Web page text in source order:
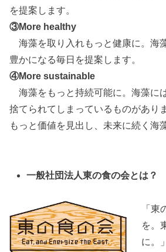
を提案します。
③More healthy
海藻を取り⼊れもっと健康に。海
豊かになる毎⽇を提案します。
④More sustainable
海藻をもっと持続可能に。海藻に
捨てられてしまっているものがあり
もっと価値を⾒出し、未来に続く海
一般社団法人東の食の会とは？
「東
を。
に。